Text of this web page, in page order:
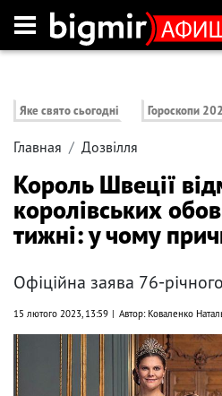
Яке свято сьогодні Гороскопи
Главная Дозвілля
Король Швеції
королівських
тижні: у чому
Офіційна заява 76-
15 лютого 2023, 13:59 Автор: Коваленко